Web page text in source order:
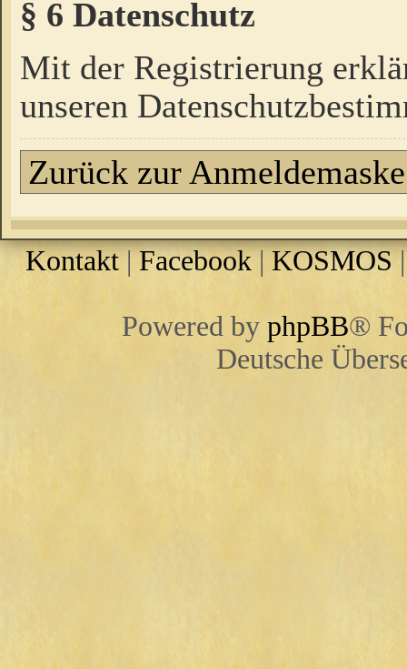
§ 6 Datenschutz
Mit der Registrierung
unseren
Zurück zur Anmeldemaske
Kontakt|Facebook|KOSMOS
Powered by phpBB®
Deutsche